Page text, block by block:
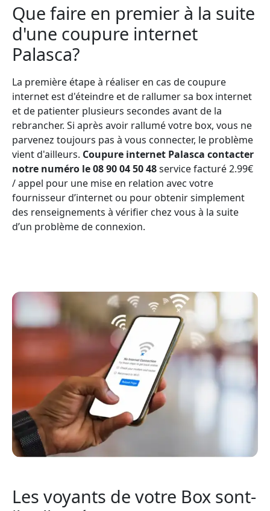
Que faire en premier à la suite
d'une coupure internet
Palasca?
La première étape à réaliser en cas de coupure
internet est d'éteindre et de rallumer sa box internet
et de patienter plusieurs secondes avant de la
rebrancher. Si après avoir rallumé votre box, vous ne
parvenez toujours pas à vous connecter, le problème
vient d'ailleurs. Coupure internet Palasca contacter
notre numéro le 08 90 04 50 48service facturé 2.99€
/ appel pour une mise en relation avec votre
fournisseur d’internet ou pour obtenir simplement
des renseignements à vérifier chez vous à la suite
d’un problème de connexion.
Les voyants de votre Box sont-